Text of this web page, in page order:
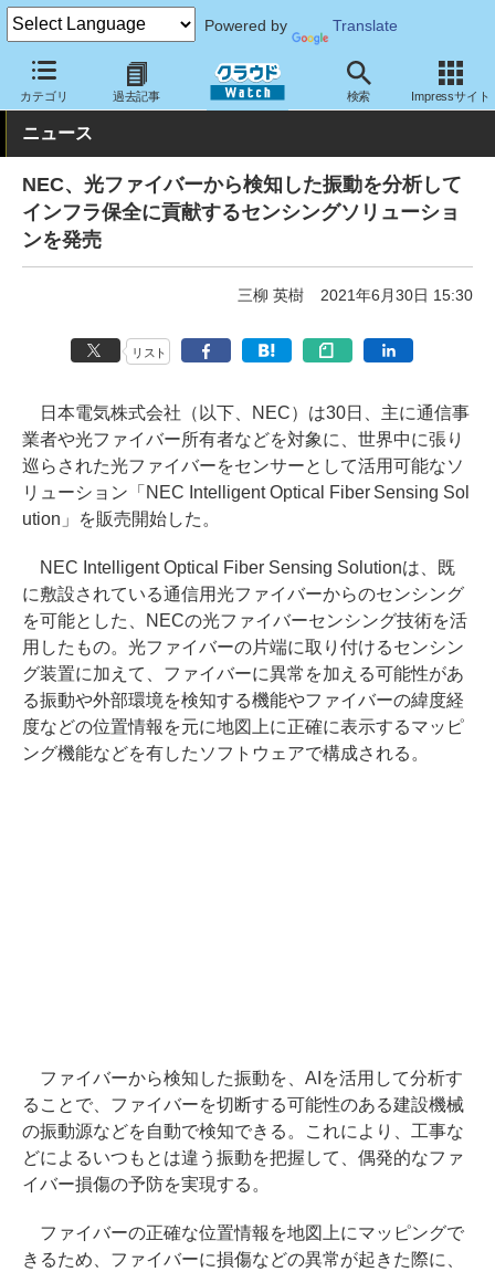
Powered by Translate
カテゴリ 過去記事 検索 Impressサイト
クラウド Watch サービス・ソフト サービス その他
ニュース
NEC、光ファイバーから検知した振動を分析して
インフラ保全に貢献するセンシングソリューショ
ンを発売
三柳 英樹 2021年6月30日 15:30
リスト
日本電気株式会社（以下、NEC）は30日、主に通信事
業者や光ファイバー所有者などを対象に、世界中に張り
巡らされた光ファイバーをセンサーとして活用可能なソ
リューション「NEC Intelligent Optical Fiber Sensing Sol
ution」を販売開始した。
NEC Intelligent Optical Fiber Sensing Solutionは、既
に敷設されている通信用光ファイバーからのセンシング
を可能とした、NECの光ファイバーセンシング技術を活
用したもの。光ファイバーの片端に取り付けるセンシン
グ装置に加えて、ファイバーに異常を加える可能性があ
る振動や外部環境を検知する機能やファイバーの緯度経
度などの位置情報を元に地図上に正確に表示するマッピ
ング機能などを有したソフトウェアで構成される。
ファイバーから検知した振動を、AIを活用して分析す
ることで、ファイバーを切断する可能性のある建設機械
の振動源などを自動で検知できる。これにより、工事な
どによるいつもとは違う振動を把握して、偶発的なファ
イバー損傷の予防を実現する。
ファイバーの正確な位置情報を地図上にマッピングで
きるため、ファイバーに損傷などの異常が起きた際に、